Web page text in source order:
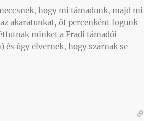
hogy mi támadunk, majd mi
akaratunkat, öt percenként fogunk
minket a Fradi támadói
és úgy elvernek, hogy szarnak se